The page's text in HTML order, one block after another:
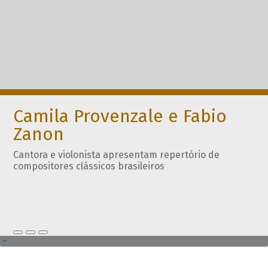
Camila Provenzale e Fabio
Zanon
Cantora e violonista apresentam repertório de
compositores clássicos brasileiros